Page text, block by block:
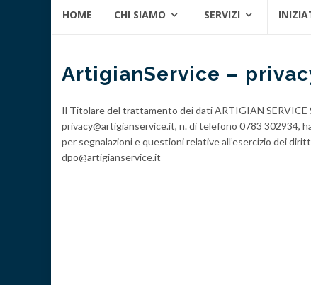
HOME CHI SIAMO SERVIZI
ArtigianService –
Il Titolare del trattamento dei dati ARTIGIAN SERVICE
privacy@artigianservice.it, n. di telefono 0783 302934,
per segnalazioni e questioni relative all’esercizio dei
dpo@artigianservice.it